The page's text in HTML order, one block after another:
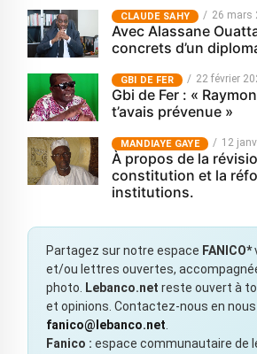
CLAUDE SAHY 26 mars
Avec Alassane
concrets d’un
GBI DE FER 22 février
Gbi de Fer : «
t’avais prévenue »
MANDIAYE GAYE 12
À propos de la
constitution et la
institutions.
Partagez sur notre espace FANICO*
et/ou lettres ouvertes,
photo.
Lebanco.net reste ouvert à
et opinions. Contactez-nous en
fanico@lebanco.net
Fanico : espace communautaire de